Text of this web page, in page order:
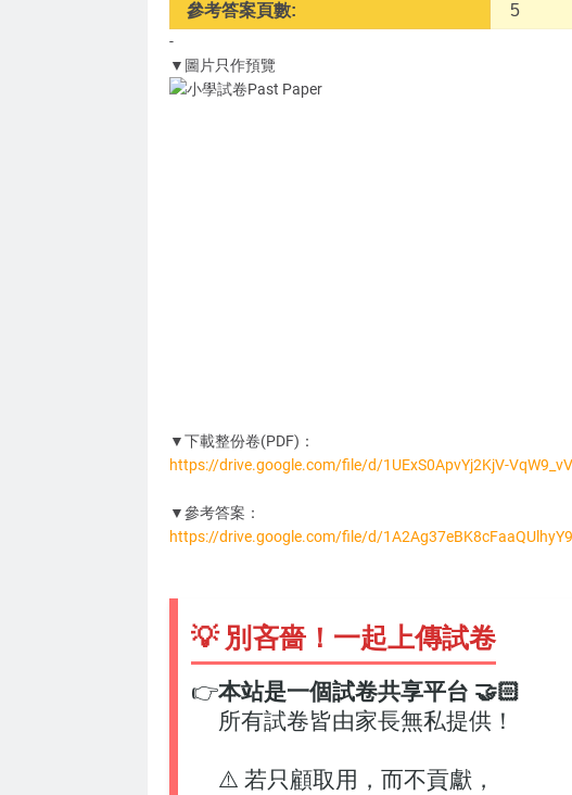
參考答案頁數: 5
-
▼圖片只作預覽
▼下載整份卷(PDF)：
https://drive.google.com/file/d/1UExS0ApvYj2KjV-
▼參考答案：
https://drive.google.com/file/d/
💡 別吝嗇！一起上傳試卷
本站是一個試卷共享平台 🤝🏻
👉
所有試卷皆由家長無私提供！
⚠️ 若只顧取用，而不貢獻，